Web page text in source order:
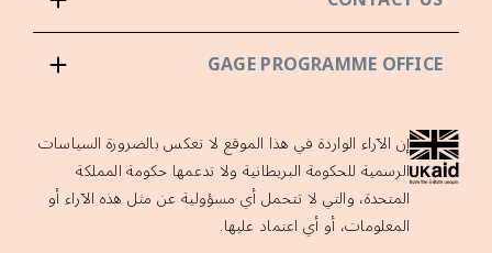
GAGE PROGRAMME OFFICE
إن الآراء الواردة في هذا الموقع لا تعكس بالضرورة السياسات
الرسمية للحكومة البريطانية ولا تدعمها حكومة المملكة
المتحدة، والتي لا تتحمل أي مسؤولية عن مثل هذه الآراء أو
المعلومات، أو أي اعتماد عليها.